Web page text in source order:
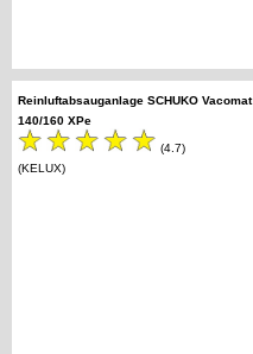
Reinluftabsauganlage SCHUKO Vacomat
140/160 XPe
(4.7)
(KELUX)